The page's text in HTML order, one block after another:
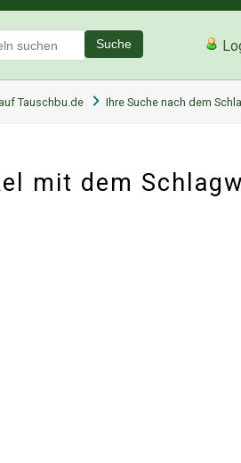
Suche
Tauschbu.de Ihre Suche nach dem
mit dem